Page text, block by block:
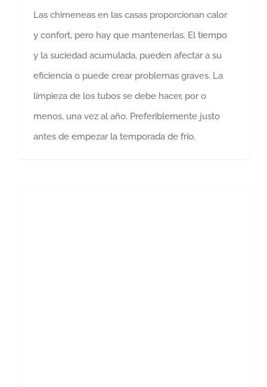
Las chimeneas en las casas proporcionan calor
y confort, pero hay que mantenerlas. El tiempo
y la suciedad acumulada, pueden afectar a su
eficiencia o puede crear problemas graves. La
limpieza de los tubos se debe hacer, por o
menos, una vez al año. Preferiblemente justo
antes de empezar la temporada de frío,